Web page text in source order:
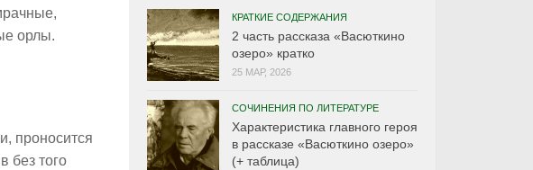
орлы.
проносится
без того
КРАТКИЕ СОДЕРЖАНИЯ
2 часть рассказа «Васюткино
озеро» кратко
25 МАР, 2026
СОЧИНЕНИЯ ПО ЛИТЕРАТУРЕ
Характеристика главного героя
в рассказе «Васюткино озеро»
(+ таблица)